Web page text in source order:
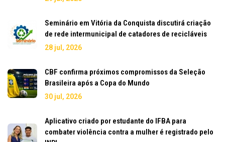
Seminário em Vitória da Conquista discutirá criação
de rede intermunicipal de catadores de recicláveis
28 jul, 2026
CBF confirma próximos compromissos da Seleção
Brasileira após a Copa do Mundo
30 jul, 2026
Aplicativo criado por estudante do IFBA para
combater violência contra a mulher é registrado pelo